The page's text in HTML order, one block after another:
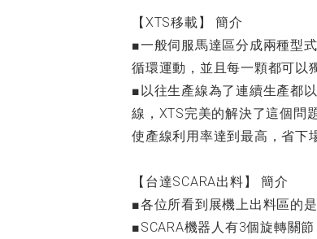
【XTS移載】 簡介
■一般伺服馬達區分成兩種型
循環運動，並且每一顆都可以
■以往生產線為了連續生產都
線，XTS完美的解決了這個問
使產線利用率達到最高，省下
【台達SCARA出料】 簡介
■各位所看到展機上出料區的
■SCARA機器人有3個旋轉關